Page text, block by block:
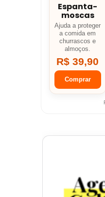
Espanta-
moscas
Ajuda a proteger
a comida em
churrascos e
almoços.
R$ 39,90
Comprar